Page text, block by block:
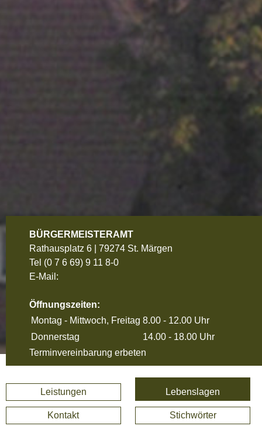
BÜRGERMEISTERAMT
Rathausplatz 6 | 79274 St. Märgen
Tel (0 7 6 69) 9 11 8-0
E-Mail:
Öffnungszeiten:
Montag - Mittwoch, Freitag 8.00 - 12.00 Uhr
Donnerstag
14.00 - 18.00 Uhr
Terminvereinbarung erbeten
Leistungen Lebenslagen
Kontakt Stichwörter